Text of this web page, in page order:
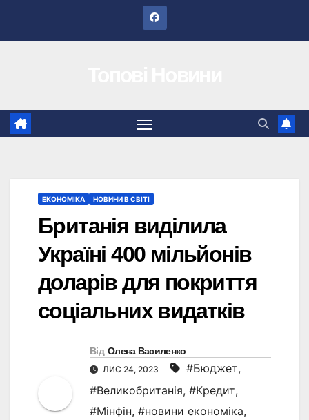
ЕКОНОМІКА НОВИНИ В СВІТІ
Британія виділила
Україні 400 мільйонів
доларів для покриття
соціальних видатків
Від Олена Василенко
ЛИС 24, 2023 #Бюджет,
#Великобританія, #Кредит,
#Мінфін, #новини економіка,